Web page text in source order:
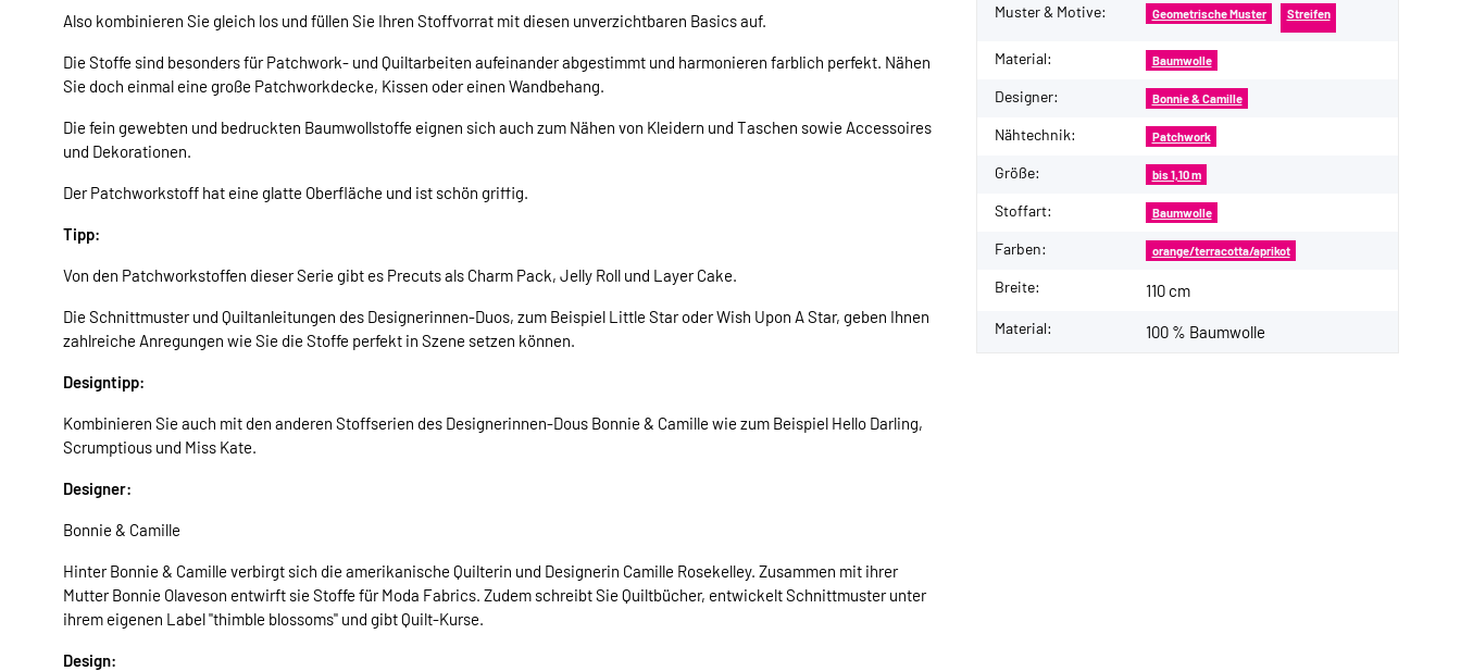
Also kombinieren Sie gleich los und füllen Sie Ihren Stoffvorrat mit diesen unverzichtbaren Basics auf.
Die Stoffe sind besonders für Patchwork- und Quiltarbeiten aufeinander abgestimmt und harmonieren farblich perfekt. Nähen
Sie doch einmal eine große Patchworkdecke, Kissen oder einen Wandbehang.
Die fein gewebten und bedruckten Baumwollstoffe eignen sich auch zum Nähen von Kleidern und Taschen sowie Accessoires
und Dekorationen.
Der Patchworkstoff hat eine glatte Oberfläche und ist schön griffig.
Tipp:
Von den Patchworkstoffen dieser Serie gibt es Precuts als Charm Pack, Jelly Roll und Layer Cake.
Die Schnittmuster und Quiltanleitungen des Designerinnen-Duos, zum Beispiel Little Star oder Wish Upon A Star, geben Ihnen
zahlreiche Anregungen wie Sie die Stoffe perfekt in Szene setzen können.
Designtipp:
Kombinieren Sie auch mit den anderen Stoffserien des Designerinnen-Dous Bonnie & Camille wie zum Beispiel Hello Darling,
Scrumptious und Miss Kate.
Designer:
Bonnie & Camille
Hinter Bonnie & Camille verbirgt sich die amerikanische Quilterin und Designerin Camille Rosekelley. Zusammen mit ihrer
Mutter Bonnie Olaveson entwirft sie Stoffe für Moda Fabrics. Zudem schreibt Sie Quiltbücher, entwickelt Schnittmuster unter
ihrem eigenen Label "thimble blossoms" und gibt Quilt-Kurse.
Design:
Muster & Motive: Geometrische Muster Streifen
Material: Baumwolle
Designer: Bonnie & Camille
Nähtechnik: Patchwork
Größe: bis 1,10 m
Stoffart: Baumwolle
Farben: orange/terracotta/aprikot
Breite: 110 cm
Material: 100 % Baumwolle